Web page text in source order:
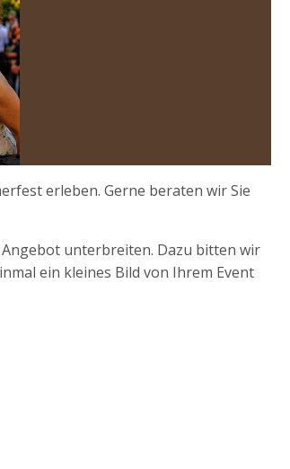
erleben. Gerne beraten wir Sie
unterbreiten. Dazu bitten wir
ein kleines Bild von Ihrem Event